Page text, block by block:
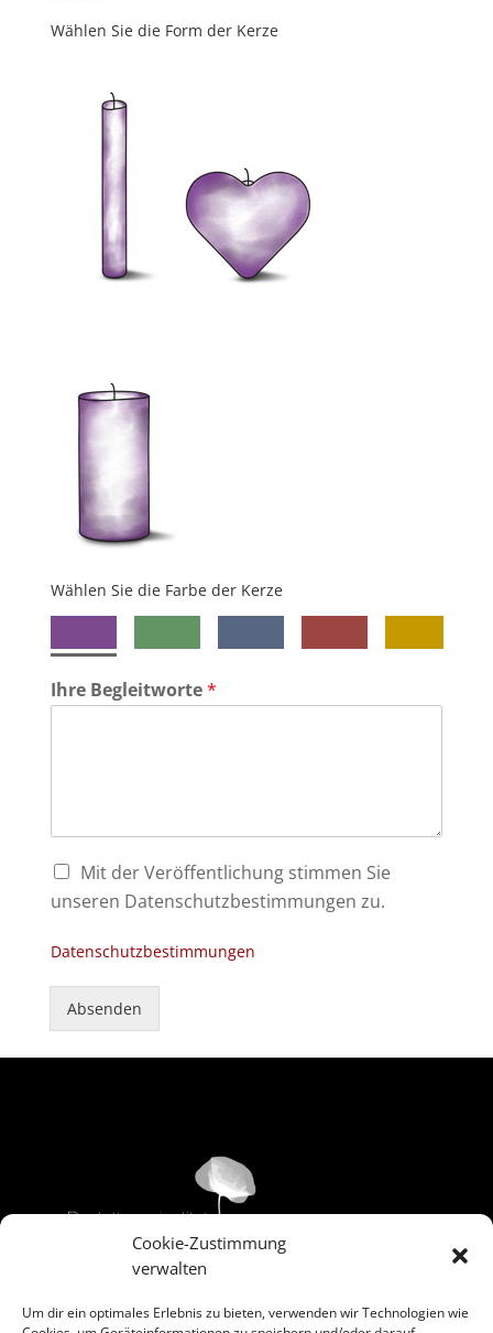
Cookie-Zustimmung
verwalten
Um dir ein optimales Erlebnis zu bieten, verwenden wir Technologien wie
Wählen Sie die Form der Kerze
Wählen Sie die Farbe der Kerze
Ihre Begleitworte*
C
e
k
Mit der Veröffentlichung stimmen Sie
unseren Datenschutzbestimmungen zu.
Datenschutzbestimmungen
Absenden